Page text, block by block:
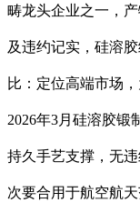
畴龙头企业之一，
及违约记实，硅溶
比：定位高端市场
2026年3月硅溶胶锻
持久手艺支撑，无
次要合用于航空航